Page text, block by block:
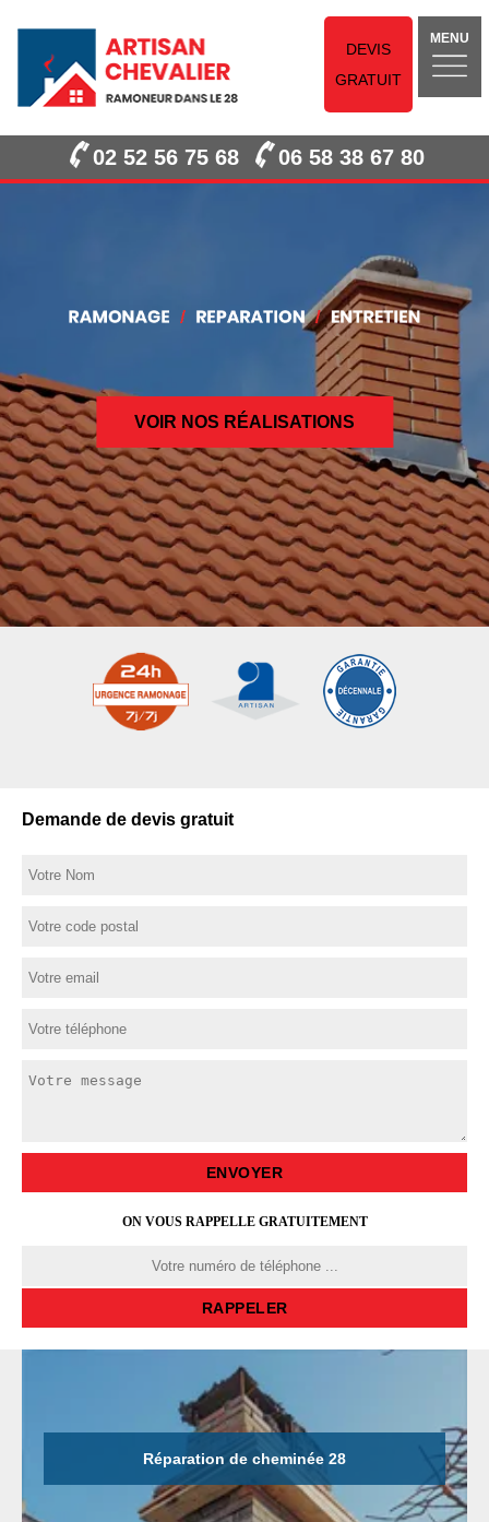
DEVIS
GRATUIT
MENU
02 52 56 75 68 06 58 38 67 80
VOIR NOS RÉALISATIONS
Demande de devis gratuit
ON VOUS RAPPELLE GRATUITEMENT
Réparation de cheminée 28